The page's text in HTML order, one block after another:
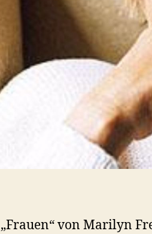
„Frauen“ von Marilyn